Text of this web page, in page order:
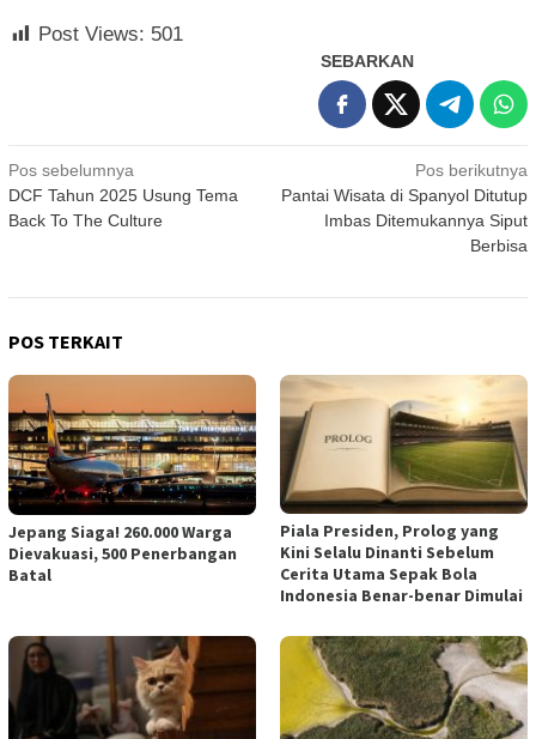
Post Views: 501
SEBARKAN
Navigasi
pos
Pos sebelumnya
DCF Tahun 2025 Usung Tema
Back To The Culture
Pos berikutnya
Pantai Wisata di Spanyol Ditutup
Imbas Ditemukannya Siput
Berbisa
POS TERKAIT
Jepang Siaga! 260.000 Warga
Dievakuasi, 500 Penerbangan
Batal
Piala Presiden, Prolog yang
Kini Selalu Dinanti Sebelum
Cerita Utama Sepak Bola
Indonesia Benar-benar Dimulai